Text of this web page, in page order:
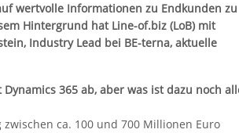
wertvolle Informationen zu Endkunden zu
Hintergrund hat Line-of.biz (LoB) mit
Industry Lead bei BE-terna, aktuelle
365 ab, aber was ist dazu noch
ca. 100 und 700 Millionen Euro